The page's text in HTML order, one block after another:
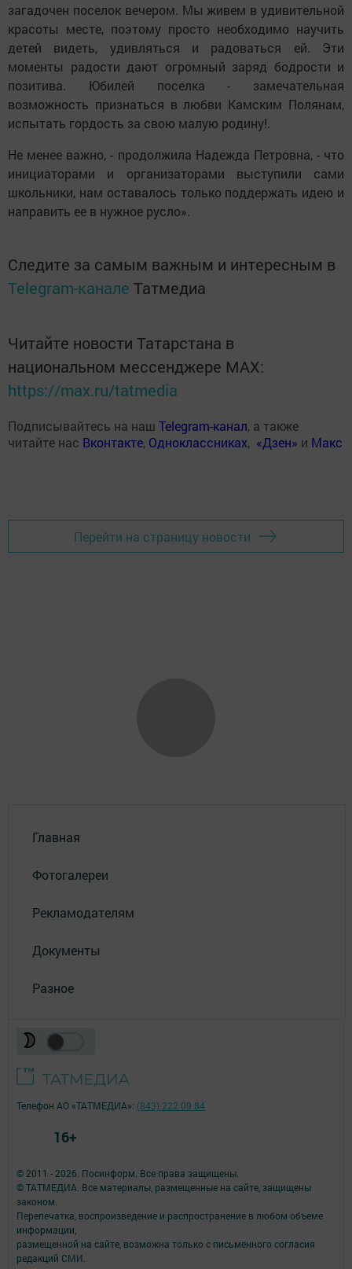
загадочен поселок вечером. Мы живем в удивительной
красоты месте, поэтому просто необходимо научить
детей видеть, удивляться и радоваться ей. Эти
моменты радости дают огромный заряд бодрости и
позитива. Юбилей поселка - замечательная
возможность признаться в любви Камским Полянам,
испытать гордость за свою малую родину!.
Не менее важно, - продолжила Надежда Петровна, - что
инициаторами и организаторами выступили сами
школьники, нам оставалось только поддержать идею и
направить ее в нужное русло».
Следите за самым важным и интересным в
Telegram-канале Татмедиа
Читайте новости Татарстана в
национальном мессенджере MАХ:
https://max.ru/tatmedia
Подписывайтесь на наш Telegram-канал, а также
читайте нас Вконтакте, Одноклассниках, «Дзен» и Макс
Перейти на страницу новости
Главная
Фотогалереи
Рекламодателям
Документы
Разное
© 2011 - 2026. Посинформ. Все права защищены.
© ТАТМЕДИА. Все материалы, размещенные на сайте, защищены
законом.
Перепечатка, воспроизведение и распространение в любом объеме
информации,
размещенной на сайте, возможна только с письменного согласия
редакций СМИ.
Телефон АО «ТАТМЕДИА»: (843) 222 09 84
16+